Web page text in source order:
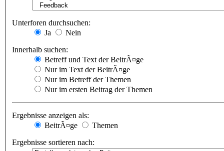
Unterforen durchsuchen:
Ja
Nein
Innerhalb suchen:
Betreff und Text der BeitrÃ¤ge
Nur im Text der BeitrÃ¤ge
Nur im Betreff der Themen
Nur im ersten Beitrag der Themen
Ergebnisse anzeigen als:
BeitrÃ¤ge
Themen
Ergebnisse sortieren nach: